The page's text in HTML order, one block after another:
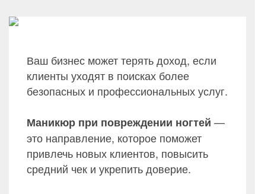
Ваш бизнес может терять доход, если
клиенты уходят в поисках более
безопасных и профессиональных услуг.
Маникюр при повреждении ногтей —
это направление, которое поможет
привлечь новых клиентов, повысить
средний чек и укрепить доверие.